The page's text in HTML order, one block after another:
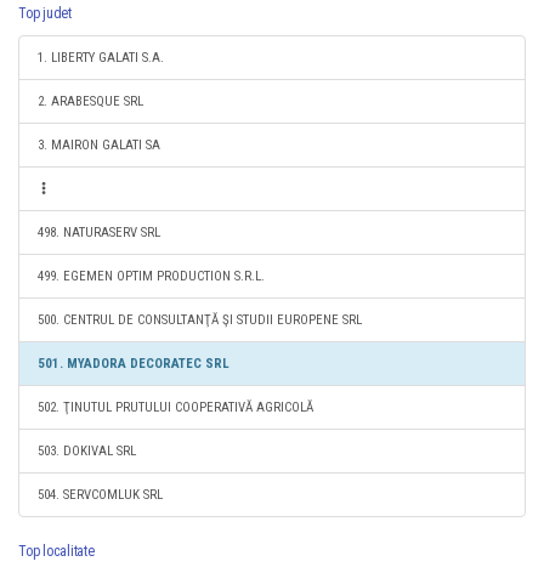
Top judet
1. LIBERTY GALATI S.A.
2. ARABESQUE SRL
3. MAIRON GALATI SA
498. NATURASERV SRL
499. EGEMEN OPTIM PRODUCTION S.R.L.
500. CENTRUL DE CONSULTANŢĂ ŞI STUDII EUROPENE SRL
501. MYADORA DECORATEC SRL
502. ŢINUTUL PRUTULUI COOPERATIVĂ AGRICOLĂ
503. DOKIVAL SRL
504. SERVCOMLUK SRL
Top localitate